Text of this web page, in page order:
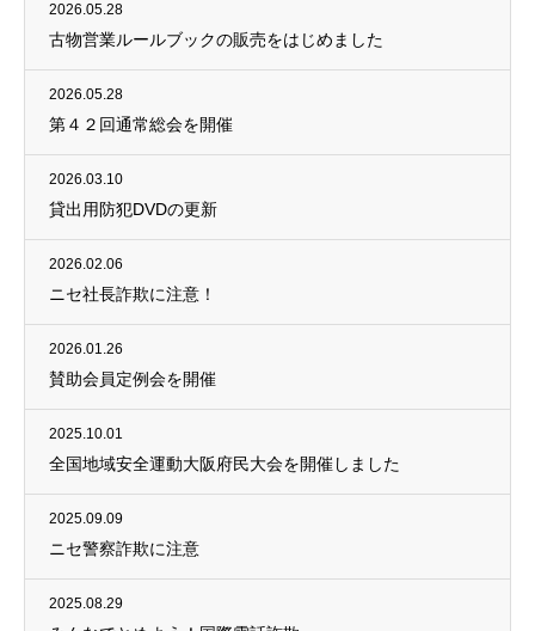
2026.05.28
古物営業ルールブックの販売をはじめました
2026.05.28
第４２回通常総会を開催
2026.03.10
貸出用防犯DVDの更新
2026.02.06
ニセ社長詐欺に注意！
2026.01.26
賛助会員定例会を開催
2025.10.01
全国地域安全運動大阪府民大会を開催しました
2025.09.09
ニセ警察詐欺に注意
2025.08.29